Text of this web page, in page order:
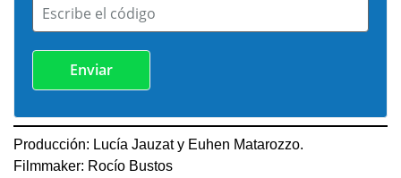
Escribe el código
Producción: Lucía Jauzat y Euhen Matarozzo.
Filmmaker: Rocío Bustos